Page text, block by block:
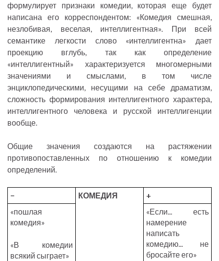
формулирует признаки комедии, которая еще будет
написана его корреспондентом: «Комедия смешная,
незлобивая, веселая, интеллигентная». При всей
семантике легкости слово «интеллигентна» дает
проекцию вглубь, так как определение
«интеллигентный» характеризуется многомерными
значениями и смыслами, в том числе
энциклопедическими, несущими на себе драматизм,
сложность формирования интеллигентного характера,
интеллигентного человека и русской интеллигенции
вообще.
Общие значения создаются на растяжении
противопоставленных по отношению к комедии
определений.
− КОМЕДИЯ
+
«пошлая
комедия»
«В комедии
всякий сыграет»
«Если... есть
намерение
написать
комедию... не
бросайте его»